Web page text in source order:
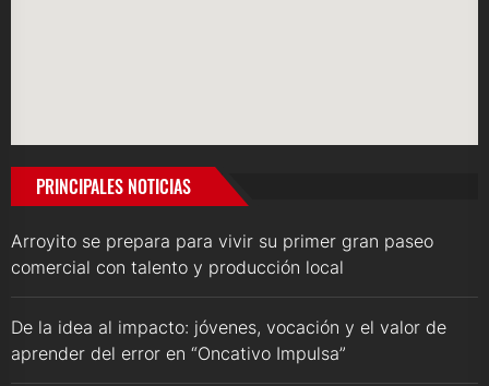
PRINCIPALES NOTICIAS
Arroyito se prepara para vivir su primer gran paseo
comercial con talento y producción local
De la idea al impacto: jóvenes, vocación y el valor de
aprender del error en “Oncativo Impulsa”